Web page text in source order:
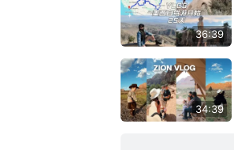
36:39
34:39